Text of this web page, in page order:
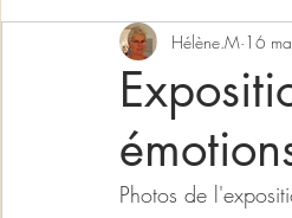
Hélène.M 16
Photos de